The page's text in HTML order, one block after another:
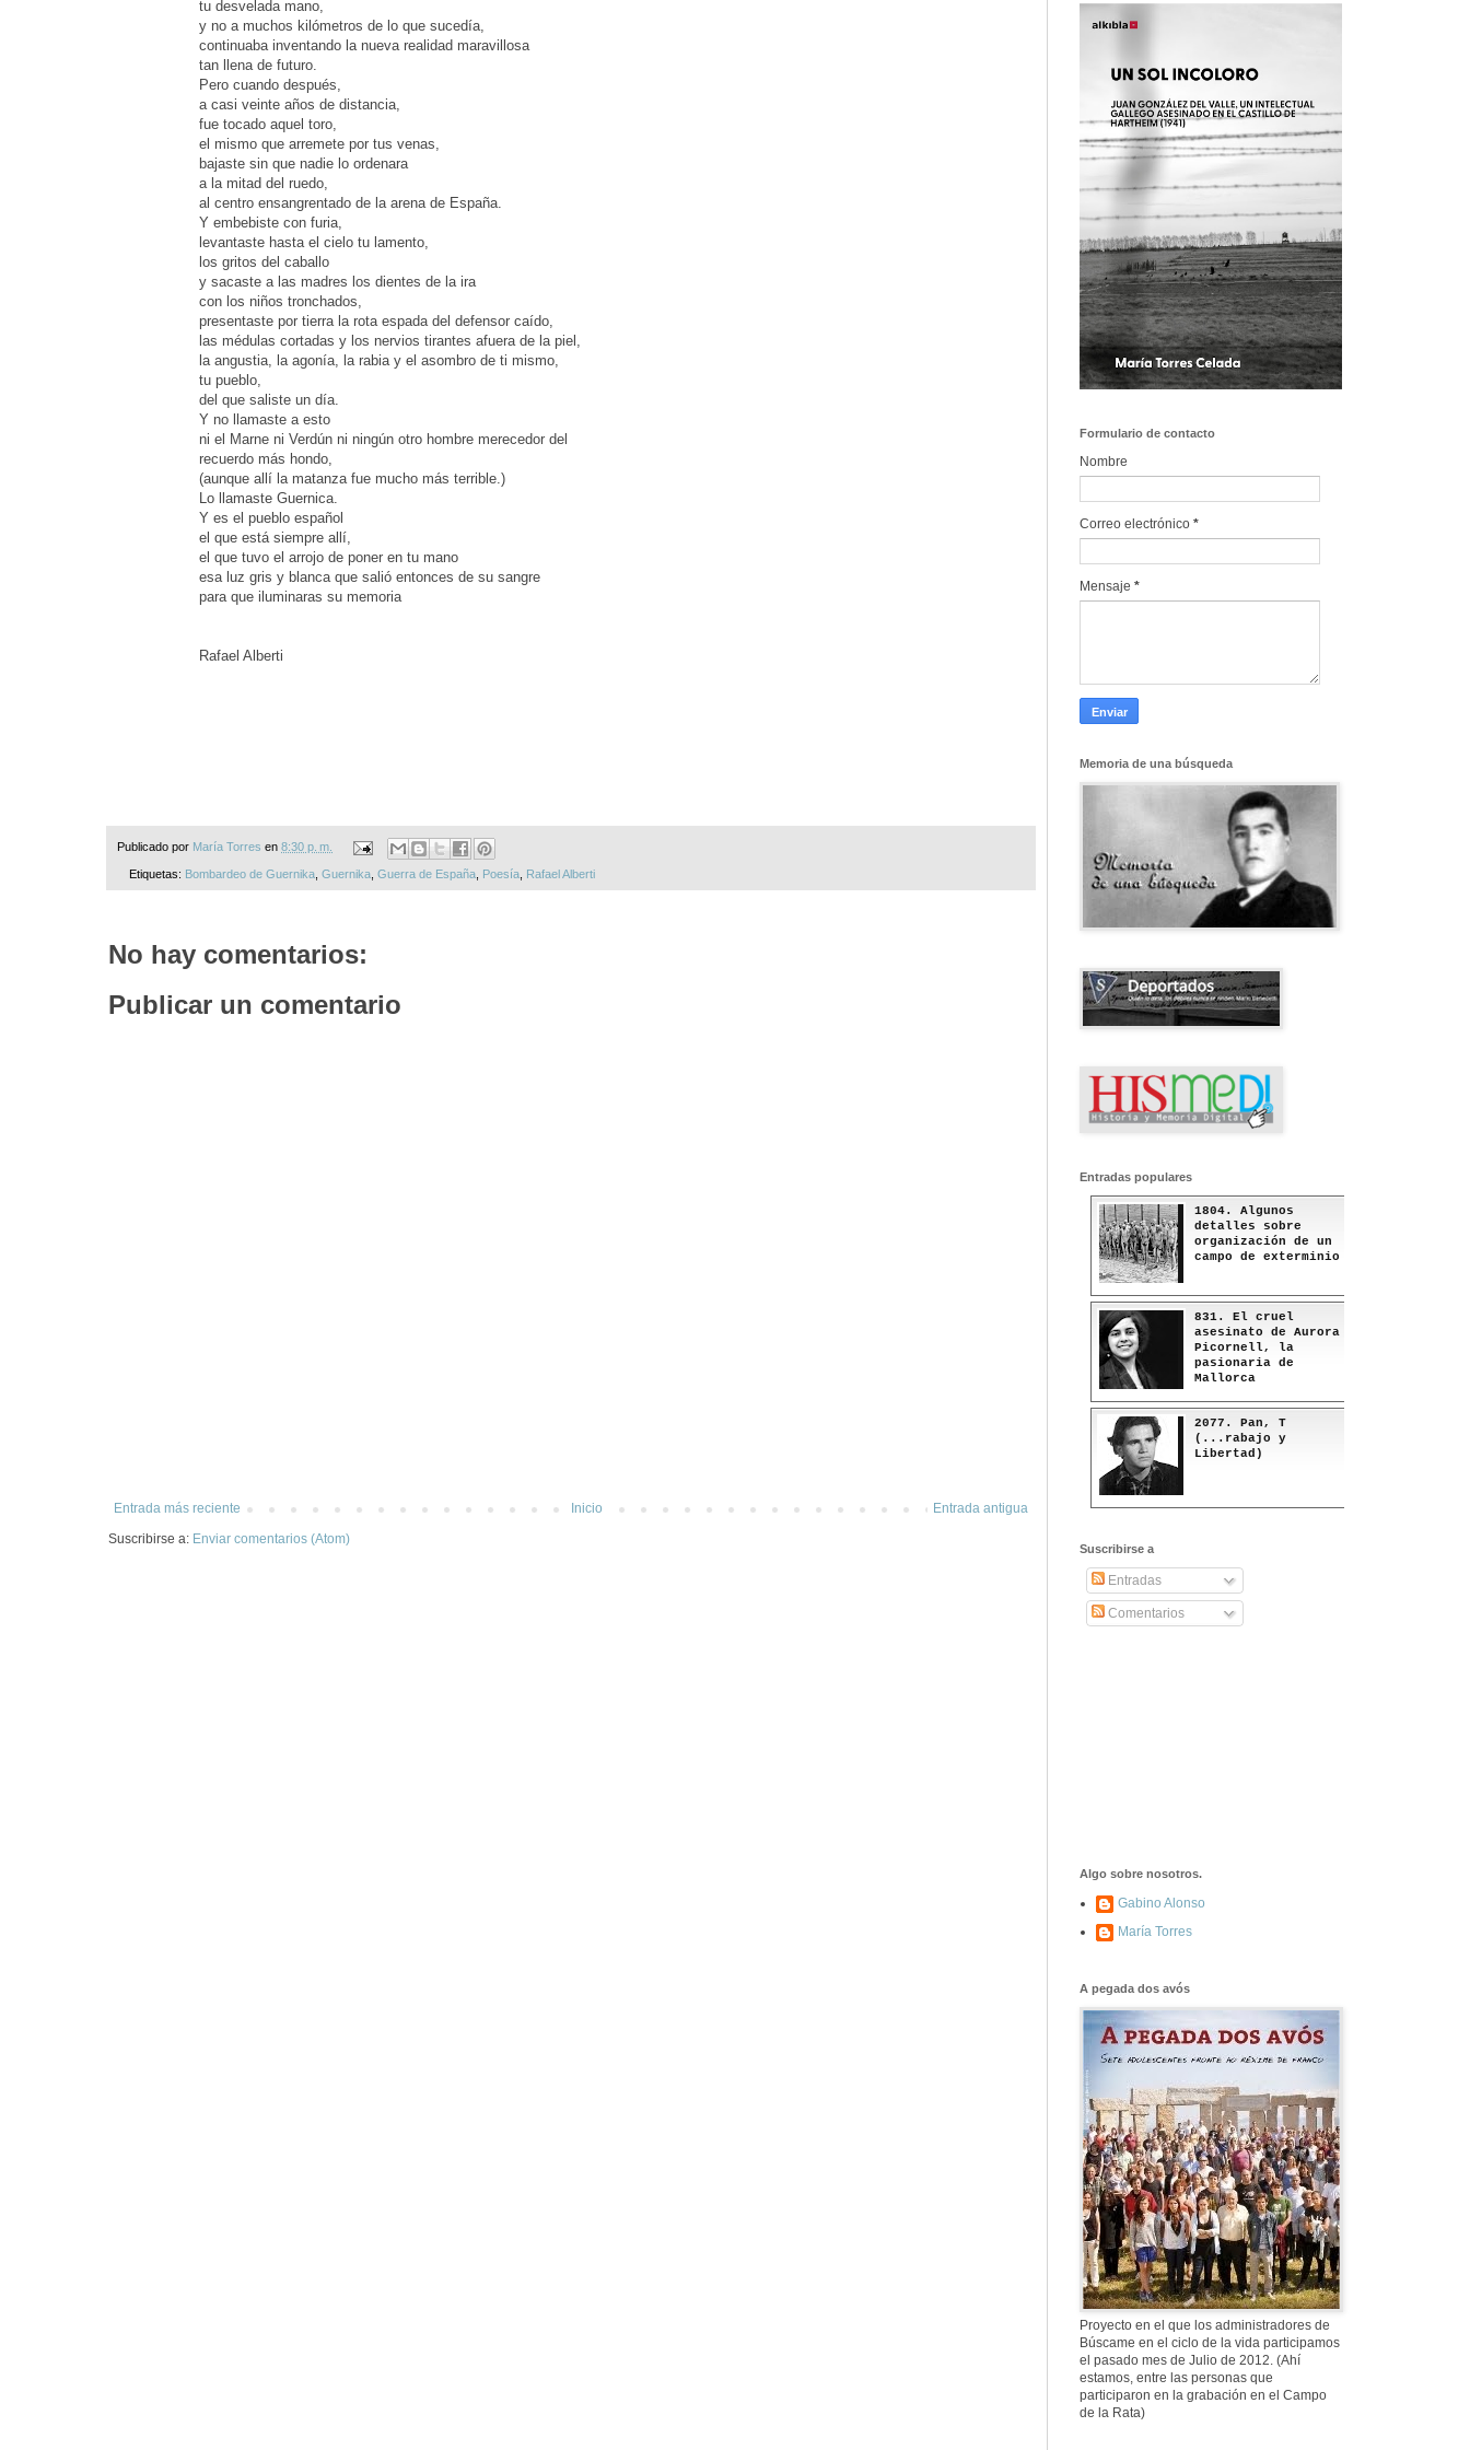
tu desvelada mano,
y no a muchos kilómetros de lo que sucedía,
continuaba inventando la nueva realidad maravillosa
tan llena de futuro.
Pero cuando después,
a casi veinte años de distancia,
fue tocado aquel toro,
el mismo que arremete por tus venas,
bajaste sin que nadie lo ordenara
a la mitad del ruedo,
al centro ensangrentado de la arena de España.
Y embebiste con furia,
levantaste hasta el cielo tu lamento,
los gritos del caballo
y sacaste a las madres los dientes de la ira
con los niños tronchados,
presentaste por tierra la rota espada del defensor caído,
las médulas cortadas y los nervios tirantes afuera de la piel,
la angustia, la agonía, la rabia y el asombro de ti mismo,
tu pueblo,
del que saliste un día.
Y no llamaste a esto
ni el Marne ni Verdún ni ningún otro hombre merecedor del
recuerdo más hondo,
(aunque allí la matanza fue mucho más terrible.)
Lo llamaste Guernica.
Y es el pueblo español
el que está siempre allí,
el que tuvo el arrojo de poner en tu mano
esa luz gris y blanca que salió entonces de su sangre
para que iluminaras su memoria
Rafael Alberti
Publicado por María Torres en 8:30 p. m.
Etiquetas: Bombardeo de Guernika, Guernika, Guerra de España, Poesía, Rafael Alberti
No hay comentarios:
Publicar un comentario
Entrada más reciente Entrada antigua
Inicio
Suscribirse a: Enviar comentarios (Atom)
Formulario de contacto
Nombre
Correo electrónico *
Mensaje *
Memoria de una búsqueda
Entradas populares
1804. Algunos
detalles sobre
organización de un
campo de exterminio
831. El cruel
asesinato de Aurora
Picornell, la
pasionaria de
Mallorca
2077. Pan, T
(...rabajo y
Libertad)
577. Nos fusilaron
fusilaron mal
307. Vuestros
nombres no se han
borrado en la
Historia
Suscribirse a
Entradas
Comentarios
Algo sobre nosotros.
Gabino Alonso
María Torres
A pegada dos avós
Proyecto en el que los administradores de
Búscame en el ciclo de la vida participamos
el pasado mes de Julio de 2012. (Ahí
estamos, entre las personas que
participaron en la grabación en el Campo
de la Rata)